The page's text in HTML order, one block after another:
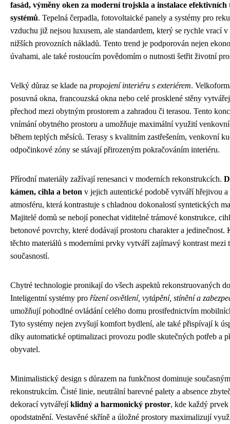
fasád, výměny oken za moderní trojskla a instalace efektivních
systémů. Tepelná čerpadla, fotovoltaické panely a systémy pro
vzduchu již nejsou luxusem, ale standardem, který se rychle vrací v
nižších provozních nákladů. Tento trend je podporován nejen
úvahami, ale také rostoucím povědomím o nutnosti šetřit životní
Velký důraz se klade na propojení interiéru s exteriérem.
posuvná okna, francouzská okna nebo celé prosklené stěny
přechod mezi obytným prostorem a zahradou či terasou. Tento
vnímání obytného prostoru a umožňuje maximální využití
během teplých měsíců. Terasy s kvalitním zastřešením, venkovní
odpočinkové zóny se stávají přirozeným pokračováním interiéru.
Přírodní materiály zažívají renesanci v moderních rekonstrukcích.
kámen, cihla a beton v jejich autentické podobě vytváří hřejivou a
atmosféru, která kontrastuje s chladnou dokonalostí syntetických
Majitelé domů se nebojí ponechat viditelné trámové konstrukce,
betonové povrchy, které dodávají prostoru charakter a jedinečnost.
těchto materiálů s moderními prvky vytváří zajímavý kontrast mezi
současností.
Chytré technologie pronikají do všech aspektů rekonstruovaných
Inteligentní systémy pro řízení osvětlení, vytápění, stínění a
umožňují pohodlné ovládání celého domu prostřednictvím
Tyto systémy nejen zvyšují komfort bydlení, ale také přispívají k
díky automatické optimalizaci provozu podle skutečných potřeb a
obyvatel.
Minimalistický design s důrazem na funkčnost dominuje současným
rekonstrukcím. Čisté linie, neutrální barevné palety a absence
dekorací vytvářejíklidný a harmonický prostor, kde každý prvek
opodstatnění. Vestavěné skříně a úložné prostory maximalizují